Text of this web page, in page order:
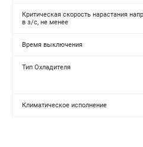
Критическая скорость нарастания
в з/с, не менее
Время выключения
Тип Охладителя
Климатическое исполнение